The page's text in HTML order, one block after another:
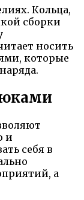
Кольца,
сборки
носить
которые
и
себя в
а